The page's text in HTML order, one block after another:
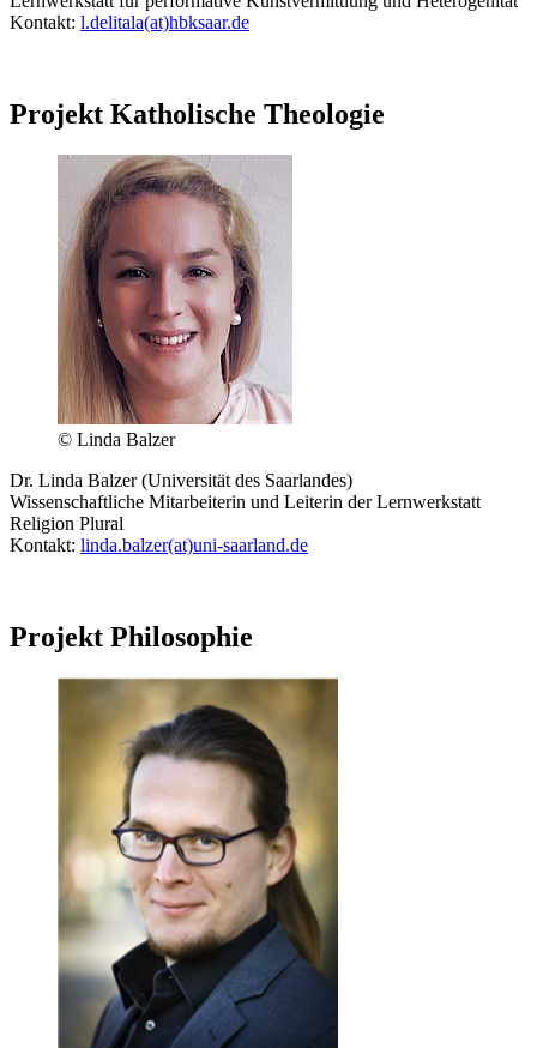
Kontakt: l.delitala(at)hbksaar.de
Projekt Katholische Theologie
© Linda Balzer
Dr. Linda Balzer (Universität des Saarlandes)
Wissenschaftliche Mitarbeiterin und Leiterin der Lernwerkstatt
Religion Plural
Kontakt: linda.balzer(at)uni-saarland.de
Projekt Philosophie